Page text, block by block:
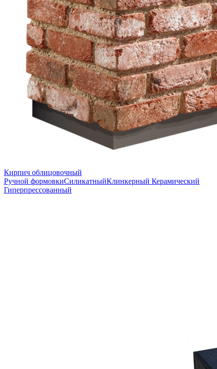
Кирпич облицовочный
Ручной формовкиСиликатныйКлинкерный Керамический
Гиперпрессованный